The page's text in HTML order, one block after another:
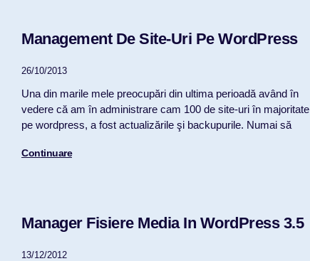
Management De Site-Uri Pe WordPress
26/10/2013
Una din marile mele preocupări din ultima perioadă având în
vedere că am în administrare cam 100 de site-uri în majoritate
pe wordpress, a fost actualizările şi backupurile. Numai să
Continuare
Manager Fisiere Media In WordPress 3.5
13/12/2012